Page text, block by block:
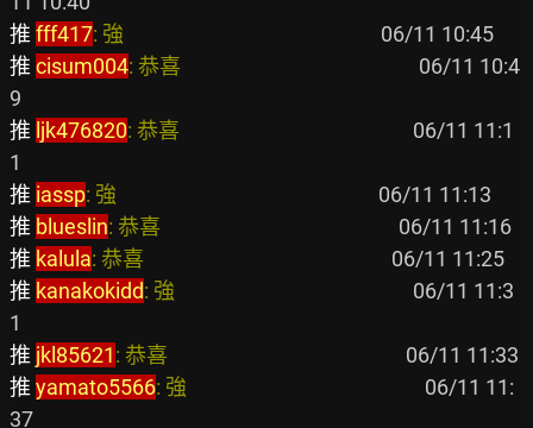
推 fff417: 強
推 cisum004: 恭喜
06/11 10:4
推 ljk476820: 恭喜
06/11 11:1
推 iassp: 強
推 blueslin: 恭喜
推 kalula: 恭喜
推 kanakokidd: 強
06/11 11:3
推 jkl85621: 恭喜
推 yamato5566: 強
06/11 11: